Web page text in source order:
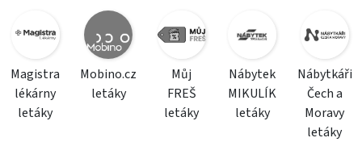
Magistra
lékárny
letáky
Mobino.cz
letáky
Můj
FREŠ
letáky
Nábytek
MIKULÍK
letáky
Nábytkáři
Čech a
Moravy
letáky